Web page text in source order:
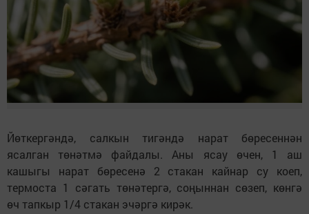
Йөткергәндә, салкын тигәндә нарат бөресеннән
ясалган төнәтмә файдалы. Аны ясау өчен, 1 аш
кашыгы нарат бөресенә 2 стакан кайнар су коеп,
термоста 1 сәгать төнәтергә, соңыннан сөзеп, көнгә
өч тапкыр 1/4 стакан эчәргә кирәк.